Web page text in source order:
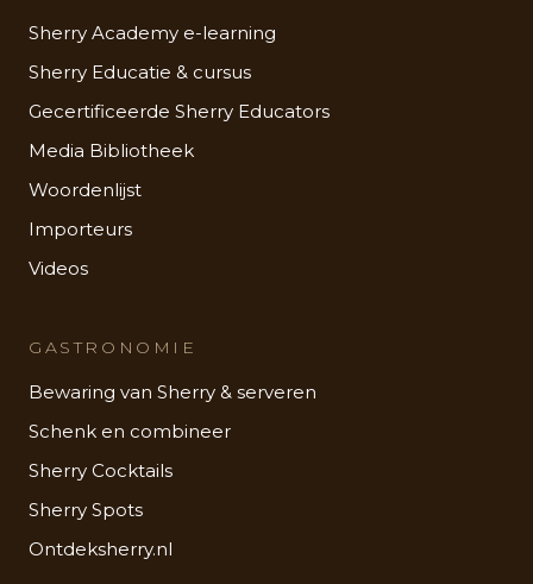
Sherry Academy e-learning
Sherry Educatie & cursus
Gecertificeerde Sherry Educators
Media Bibliotheek
Woordenlijst
Importeurs
Videos
GASTRONOMIE
Bewaring van Sherry & serveren
Schenk en combineer
Sherry Cocktails
Sherry Spots
Ontdeksherry.nl